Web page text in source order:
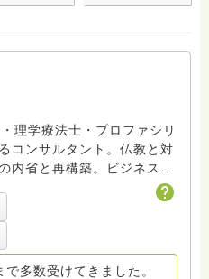
理学療法士・プロファシリ
コンサルタント。仏教と対
内省と再構築。ビジネスと
と出会い、本来の個性で生
情がございまして私が回答
らもあわせてご参照くださ
多数受けてきました。